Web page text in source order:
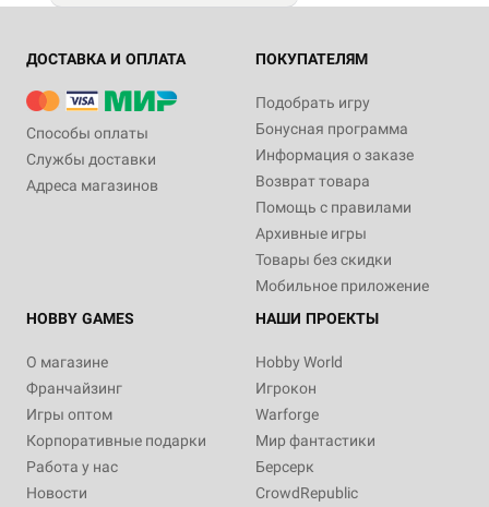
ДОСТАВКА И ОПЛАТА
Способы оплаты
Службы доставки
Адреса магазинов
ПОКУПАТЕЛЯМ
Подобрать игру
Бонусная программа
Информация о заказе
Возврат товара
Помощь с правилами
Архивные игры
Товары без скидки
Мобильное приложение
HOBBY GAMES
О магазине
Франчайзинг
Игры оптом
Корпоративные подарки
Работа у нас
Новости
НАШИ ПРОЕКТЫ
Hobby World
Игрокон
Warforge
Мир фантастики
Берсерк
CrowdRepublic